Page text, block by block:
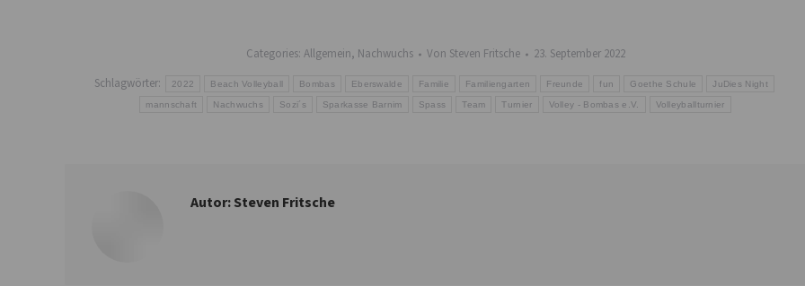
Categories: Allgemein, Nachwuchs Von Steven Fritsche
23. September 2022
Schlagwörter:
2022 Beach Volleyball Bombas Eberswalde Familie Familiengarten Freunde fun Goethe Schule JuDies Night
mannschaft Nachwuchs Sozi´s Sparkasse Barnim Spass Team Turnier Volley - Bombas e.V. Volleyballturnier
Autor:Steven Fritsche